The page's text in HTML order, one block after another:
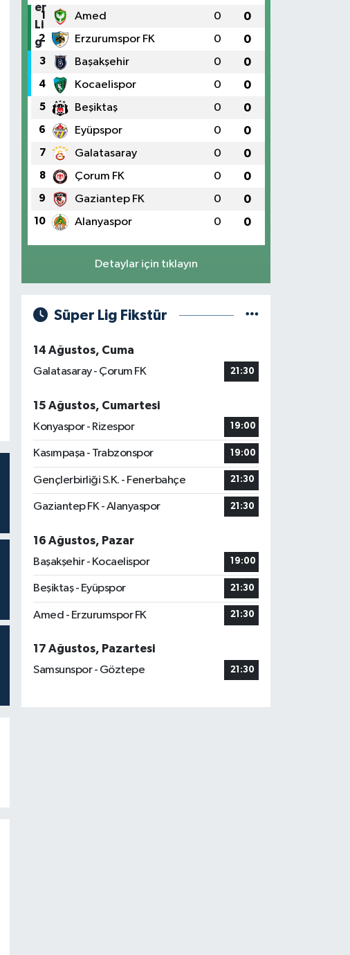
1 Amed 0 0
2 Erzurumspor FK 0 0
3 Başakşehir 0 0
4 Kocaelispor 0 0
5 Beşiktaş 0 0
6 Eyüpspor 0 0
7 Galatasaray 0 0
8 Çorum FK 0 0
9 Gaziantep FK 0 0
10 Alanyaspor 0 0
Detaylar için tıklayın
Süper Lig Fikstür
14 Ağustos, Cuma
Galatasaray - Çorum FK
21:30
15 Ağustos, Cumartesi
Konyaspor - Rizespor
19:00
Kasımpaşa - Trabzonspor 19:00
Gençlerbirliği S.K. - Fenerbahçe 21:30
Gaziantep FK - Alanyaspor 21:30
16 Ağustos, Pazar
Başakşehir - Kocaelispor
19:00
Beşiktaş - Eyüpspor 21:30
Amed - Erzurumspor FK 21:30
17 Ağustos, Pazartesi
Samsunspor - Göztepe
21:30